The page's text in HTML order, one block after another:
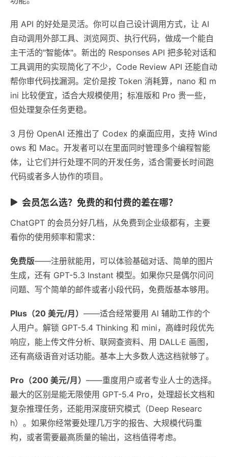
用 API 的好处是灵活。你可以自己设计调用方式，让 AI
自动调用外部工具、浏览网页、执行代码，做成一个能自
主干活的"智能体"。新出的 Responses API 把多轮对话和
工具调用的实现简化了不少，Code Review API 还能自动
帮你审代码找漏洞。定价是按 Token 消耗算，nano 和 m
ini 比较便宜，适合大规模使用；标准版和 Pro 贵一些，
但处理复杂任务更稳。
3 月份 OpenAI 还推出了 Codex 的桌面应用，支持 Wind
ows 和 Mac。开发者可以在里面同时管理多个编程智能
体，让它们并行处理不同的开发任务，适合需要长时间跑
代码或者多人协作的项目。
会员怎么选？免费的和付费的差在哪？
ChatGPT 的会员分好几档，从免费到企业级都有，主要
看你的使用频率和需求：
免费版——注册就能用，可以体验基础对话、简单的图片
生成，还有 GPT-5.3 Instant 模型。如果你只是偶尔问问
问题、写个简单的邮件或者小段代码，免费版基本够用。
Plus（20 美元/月） ——适合经常要用 AI 辅助工作的个
人用户。解锁 GPT-5.4 Thinking 和 mini，高峰时段优先
响应，能上传文件分析、联网查资料、用 DALL·E 画图，
还有高级语音对话功能。基本上大多数人选这档就够了。
Pro（200 美元/月） ——重度用户或者专业人士的选择。
最大的区别是能无限使用 GPT-5.4 Pro，处理超长文档和
复杂推理任务，还能用深度研究模式（Deep Researc
h）。如果你经常要处理几万字的报告、大规模代码重
构，或者需要最高质量的输出，这档值得考虑。